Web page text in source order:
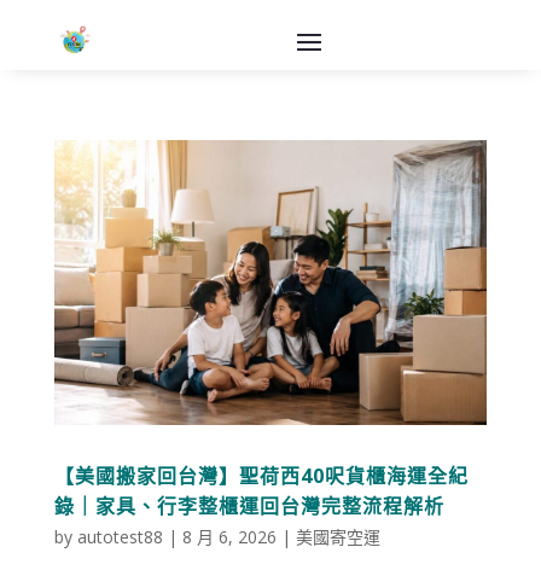
【美國搬家回台灣】聖荷西40呎貨櫃海運全紀
錄｜家具、行李整櫃運回台灣完整流程解析
by autotest88 | 8 月 6, 2026 | 美國寄空運